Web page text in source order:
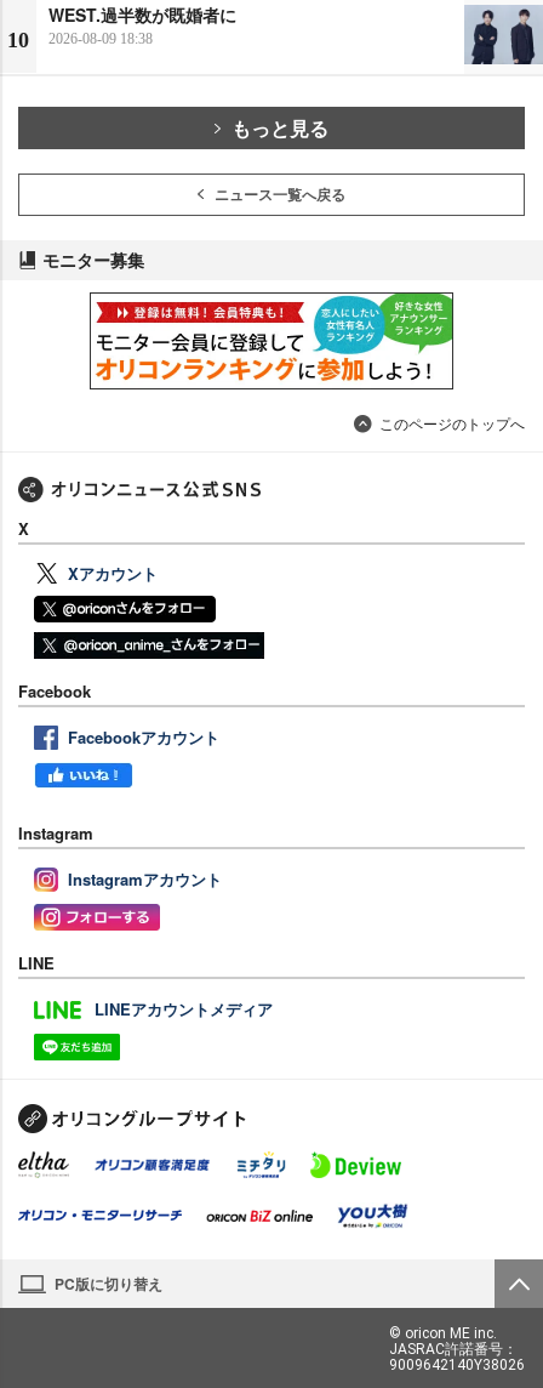
10
WEST.過半数が既婚者に
2026-08-09 18:38
もっと見る
ニュース一覧へ戻る
モニター募集
このページのトップへ
X
Xアカウント
Facebook
Facebookアカウント
Instagram
Instagramアカウント
LINE
LINEアカウントメディア
PC版に切り替え
© oricon ME inc.
JASRAC許諾番号：
9009642140Y38026